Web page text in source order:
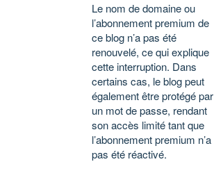
Le nom de domaine ou
l’abonnement premium de
ce blog n’a pas été
renouvelé, ce qui explique
cette interruption. Dans
certains cas, le blog peut
également être protégé par
un mot de passe, rendant
son accès limité tant que
l’abonnement premium n’a
pas été réactivé.